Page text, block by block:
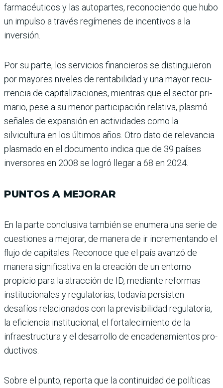
farmacéuticos y las autopartes, reconociendo que hubo
un impulso a tra­vés regímenes de incentivos a la
inversión.
Por su parte, los servicios financieros se distinguieron
por mayores niveles de ren­tabilidad y una mayor recu­
rrencia de capitalizaciones, mientras que el sector pri­
mario, pese a su menor par­ticipación relativa, plasmó
señales de expansión en acti­vidades como la
silvicultura en los últimos años. Otro dato de relevancia
plasmado en el documento indica que de 39 países
inversores en 2008 se logró llegar a 68 en 2024.
PUNTOS A MEJORAR
En la parte conclusiva tam­bién se enumera una serie de
cuestiones a mejorar, de manera de ir incrementando el
flujo de capitales. Reconoce que el país avanzó de
manera significativa en la creación de un entorno
propicio para la atracción de ID, mediante reformas
institucionales y regulatorias, todavía per­sisten
desafíos relacionados con la previsibilidad regula­toria,
la eficiencia institucio­nal, el fortalecimiento de la
infraestructura y el desarro­llo de encadenamientos pro­
ductivos.
Sobre el punto, reporta que la continuidad de políti­cas